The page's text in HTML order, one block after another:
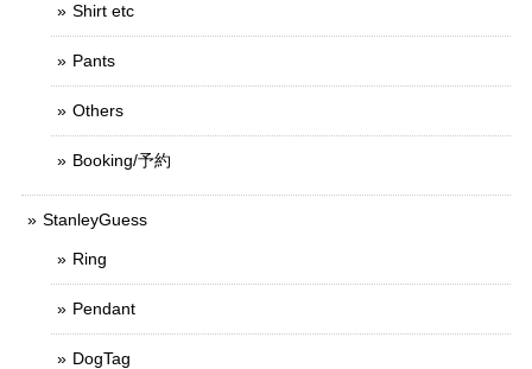
Shirt etc
Pants
Others
Booking/予約
StanleyGuess
Ring
Pendant
DogTag